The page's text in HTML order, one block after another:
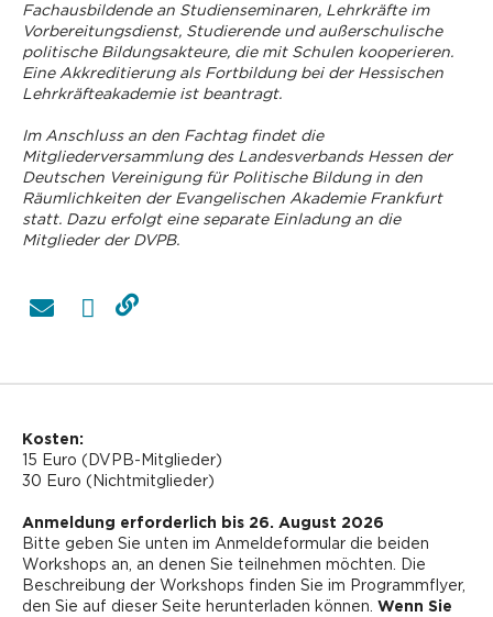
Fachausbildende an Studienseminaren, Lehrkräfte im
Vorbereitungsdienst, ­Studierende und außerschulische
politische Bildungsakteure, die mit Schulen kooperieren.
Eine Akkreditierung als Fortbildung bei der Hessischen
Lehrkräfteakademie ist beantragt.
Im Anschluss an den Fachtag findet die
Mitgliederversammlung des Landesverbands Hessen der
Deutschen Vereinigung für Politische Bildung in den
Räumlichkeiten der Evangelischen Akademie Frankfurt
statt. Dazu erfolgt eine separate Einladung an die
Mitglieder der DVPB.
Kosten:
15 Euro (DVPB-Mitglieder)
30 Euro (Nichtmitglieder)
Anmeldung erforderlich bis 26. August 2026
Bitte geben Sie unten im Anmeldeformular die beiden
Workshops an, an denen Sie teilnehmen möchten. Die
Beschreibung der Workshops finden Sie im Programmflyer,
den Sie auf dieser Seite herunterladen können. Wenn Sie